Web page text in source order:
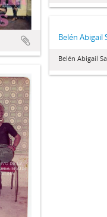
Belén Abigail
Belén Abigail